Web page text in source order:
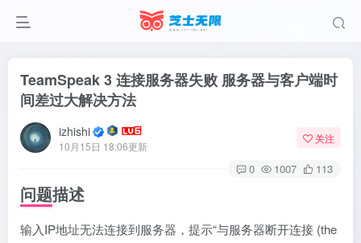
TeamSpeak 3 连接服务器失败 服务器与客户端时
间差过大解决方法
izhishi
10月15日 18:06更新
关注
0 1007 113
问题描述
输入IP地址无法连接到服务器，提示“与服务器断开连接 (the